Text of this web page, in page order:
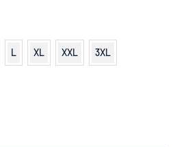
L XL XXL 3XL